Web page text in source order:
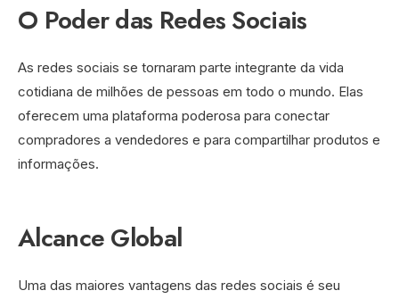
O Poder das Redes Sociais
As redes sociais se tornaram parte integrante da vida
cotidiana de milhões de pessoas em todo o mundo. Elas
oferecem uma plataforma poderosa para conectar
compradores a vendedores e para compartilhar produtos e
informações.
Alcance Global
Uma das maiores vantagens das redes sociais é seu